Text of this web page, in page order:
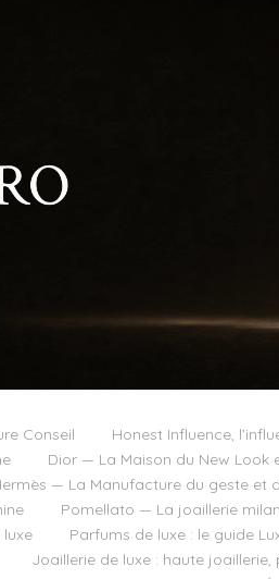
Conseil Honest Influence,
Dior — La Maison du New
— La Manufacture du geste et
Pomellato — La joaillerie
Parfums de luxe : le guide
Joaillerie de luxe : haute